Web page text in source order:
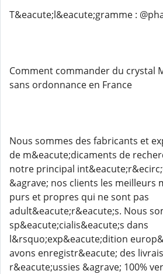
T&eacute;l&eacute;gramme :
Comment commander du crystal
sans ordonnance en France
Nous sommes des fabricants et
de m&eacute;dicaments de
notre principal
&agrave; nos clients les meilleurs
purs et propres qui ne sont pas
adult&eacute;r&eacute;s. Nous
sp&eacute;cialis&eacute;s dans
l&rsquo;exp&eacute;dition
avons enregistr&eacute; des
r&eacute;ussies &agrave; 100%